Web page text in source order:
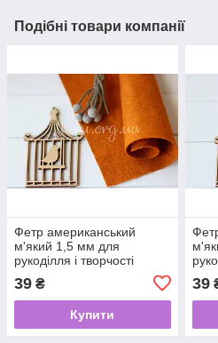
Подібні товари компанії
Фетр американський
м'який 1,5 мм для
рукоділля і творчості
Spice (Пряна гарбуз)
39 ₴
Купити
39